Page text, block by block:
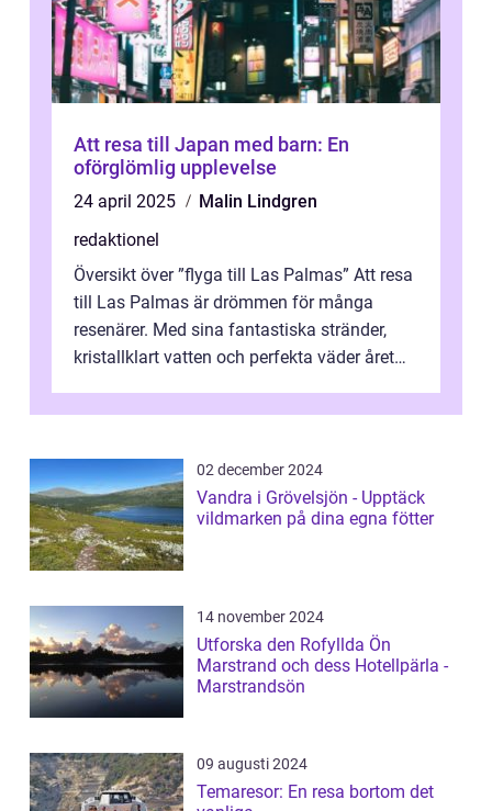
Att resa till Japan med barn: En
oförglömlig upplevelse
24 april 2025
Malin Lindgren
redaktionel
Översikt över ”flyga till Las Palmas” Att resa
till Las Palmas är drömmen för många
resenärer. Med sina fantastiska stränder,
kristallklart vatten och perfekta väder året
02 december 2024
Vandra i Grövelsjön - Upptäck
vildmarken på dina egna fötter
14 november 2024
Utforska den Rofyllda Ön
Marstrand och dess Hotellpärla -
Marstrandsön
09 augusti 2024
Temaresor: En resa bortom det